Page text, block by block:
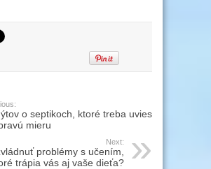
o septikoch, ktoré treba uviesť
mieru
Next:
problémy s učením,
trápia vás aj vaše dieťa?